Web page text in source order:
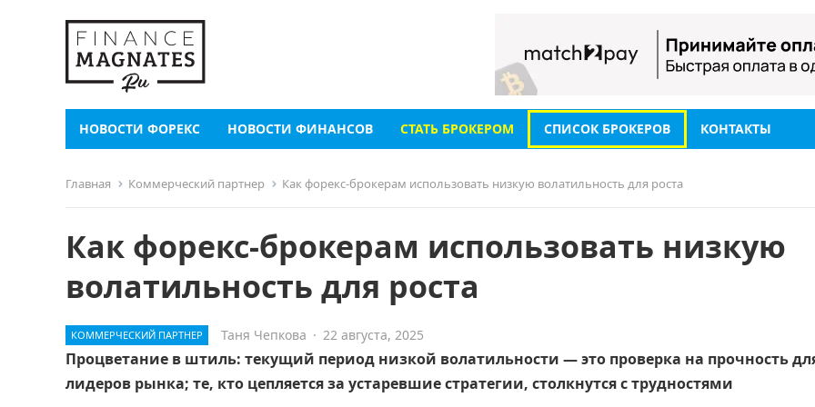
НОВОСТИ ФОРЕКС НОВОСТИ ФИНАНСОВ СТАТЬ БРОКЕРОМ СПИСОК БРОКЕРОВ КОНТАКТЫ
Главная Коммерческий партнер Как форекс-брокерам использовать низкую волатильность для роста
Как форекс-брокерам использовать низкую
волатильность для роста
КОММЕРЧЕСКИЙ ПАРТНЕР Таня Чепкова · 22 августа, 2025
Процветание в штиль: текущий период низкой волатильности — это проверка на прочность
лидеров рынка; те, кто цепляется за устаревшие стратегии, столкнутся с трудностями